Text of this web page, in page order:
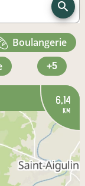
boulangerie
+5
6,14
km